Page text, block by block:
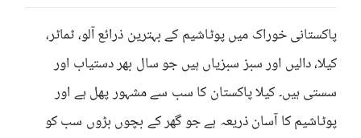
پاکستانی خوراک میں پوٹاشیم کے بہترین ذرائع آلو، ٹماٹر،
کیلا، دالیں اور سبز سبزیاں ہیں جو سال بھر دستیاب اور
سستی ہیں۔ کیلا پاکستان کا سب سے مشہور پھل ہے اور
پوٹاشیم کا آسان ذریعہ ہے جو گھر کے بچوں بڑوں سب کو